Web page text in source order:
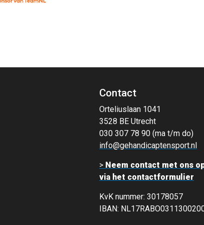
Contact
Orteliuslaan 1041
3528 BE Utrecht
030 307 78 90 (ma t/m do)
info@gehandicaptensport.nl
> Neem contact met ons
via het contactformulier
KvK nummer: 30178057
IBAN: